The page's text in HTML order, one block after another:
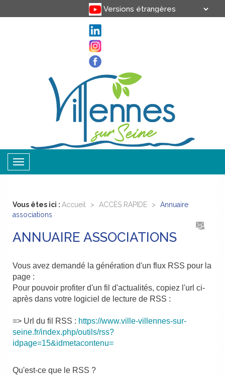
Toggle
navigation
Vous êtes ici : Accueil > ACCÈS RAPIDE >
Annuaire
associations
ANNUAIRE ASSOCIATIONS
Vous avez demandé la génération d'un flux RSS pour la
page :
Pour pouvoir profiter d'un fil d'actualités, copiez l'url ci-
après dans votre logiciel de lecture de RSS :
=> Url du fil RSS : https://www.ville-villennes-sur-
seine.fr/index.php/outils/rss?
idpage=15&idmetacontenu=
Qu'est-ce que le RSS ?